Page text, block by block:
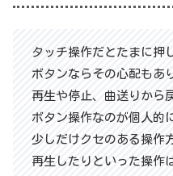
タッチ操作だとたまに押
ボタンならその心配もあ
再生や停止、曲送りから
ボタン操作なのが個人的
少しだけクセのある操作
再生したりといった操作